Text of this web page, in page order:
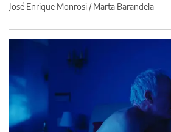
José Enrique Monrosi / Marta Barandela